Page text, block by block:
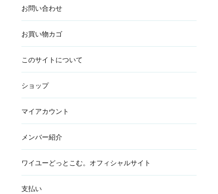
お問い合わせ
お買い物カゴ
このサイトについて
ショップ
マイアカウント
メンバー紹介
ワイユーどっとこむ。オフィシャルサイト
支払い